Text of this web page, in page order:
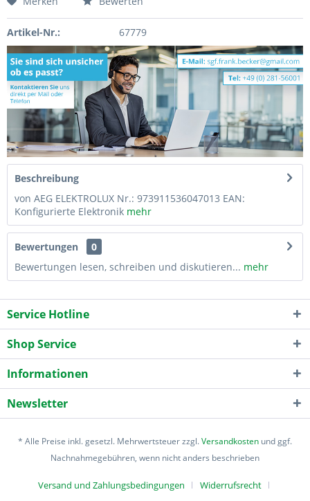
Artikel-Nr.: 67779
Beschreibung
von AEG ELEKTROLUX Nr.: 973911536047013 EAN:
Konfigurierte Elektronik mehr
Bewertungen
0
Bewertungen lesen, schreiben und diskutieren... mehr
Service Hotline
Shop Service
Informationen
Newsletter
* Alle Preise inkl. gesetzl. Mehrwertsteuer zzgl.Versandkosten und ggf.
Nachnahmegebühren, wenn nicht anders beschrieben
Versand und Zahlungsbedingungen Widerrufsrecht